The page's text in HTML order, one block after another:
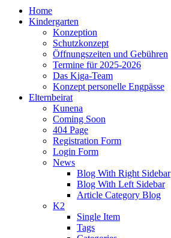
Home
Kindergarten
Konzeption
Schutzkonzept
Öffnungszeiten und Gebühren
Termine für 2025-2026
Das Kiga-Team
Konzept personelle Engpässe
Elternbeirat
Kunena
Coming Soon
404 Page
Registration Form
Login Form
News
Blog With Right Sidebar
Blog With Left Sidebar
Article Category Blog
K2
Single Item
Tags